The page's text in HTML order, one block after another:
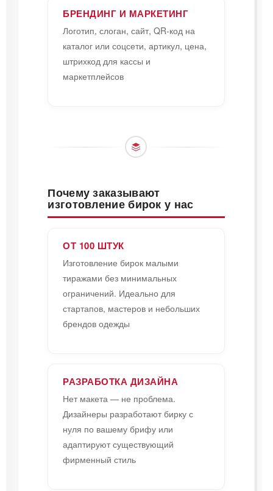
БРЕНДИНГ И МАРКЕТИНГ
Логотип, слоган, сайт, QR-код на
каталог или соцсети, артикул, цена,
штрихкод для кассы и
маркетплейсов
Почему заказывают
изготовление бирок у нас
ОТ 100 ШТУК
Изготовление бирок малыми
тиражами без минимальных
ограничений. Идеально для
стартапов, мастеров и небольших
брендов одежды
РАЗРАБОТКА ДИЗАЙНА
Нет макета — не проблема.
Дизайнеры разработают бирку с
нуля по вашему брифу или
адаптируют существующий
фирменный стиль